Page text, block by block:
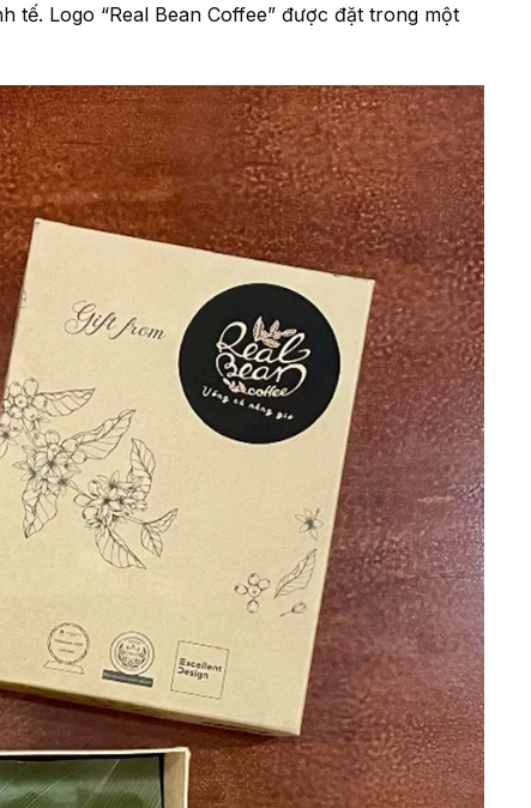
tế. Logo “Real Bean Coffee” được đặt trong một